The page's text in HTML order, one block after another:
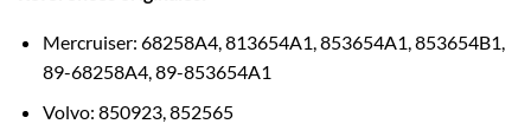
Mercruiser: 68258A4, 813654A1, 853654A1, 853654B1,
89-68258A4, 89-853654A1
Volvo: 850923, 852565